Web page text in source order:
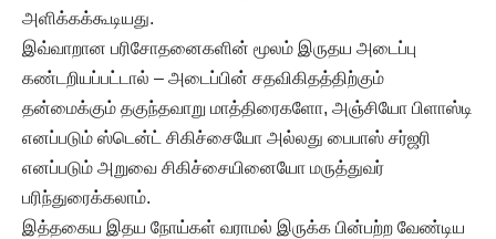
அளிக்கக்கூடியது.
இவ்வாறான பரிசோதனைகளின் மூலம் இருதய அடைப்பு
கண்டறியப்பட்டால் – அடைப்பின் சதவிகிதத்திற்கும்
தன்மைக்கும் தகுந்தவாறு மாத்திரைகளோ, அஞ்சியோ பிளாஸ்டி
எனப்படும் ஸ்டென்ட் சிகிச்சையோ அல்லது பைபாஸ் சர்ஜரி
எனப்படும் அறுவை சிகிச்சையினையோ மருத்துவர்
பரிந்துரைக்கலாம்.
இத்தகைய இதய நோய்கள் வராமல் இருக்க பின்பற்ற வேண்டிய